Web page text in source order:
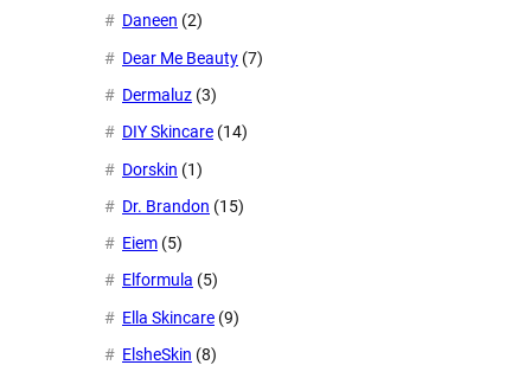
Daneen (2)
Dear Me Beauty (7)
Dermaluz (3)
DIY Skincare (14)
Dorskin (1)
Dr. Brandon (15)
Eiem (5)
Elformula (5)
Ella Skincare (9)
ElsheSkin (8)